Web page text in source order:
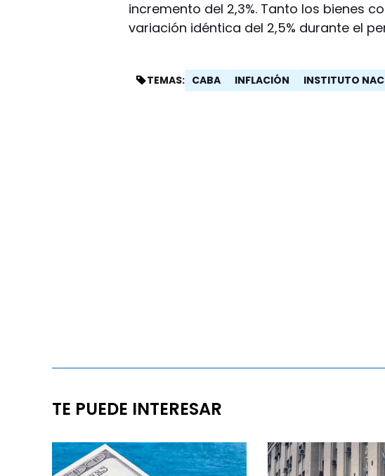
incremento del 2,3%. Tanto los bienes
variación idéntica del 2,5% durante el
TEMAS: CABA INFLACIÓN INSTITUTO
TE PUEDE INTERESAR